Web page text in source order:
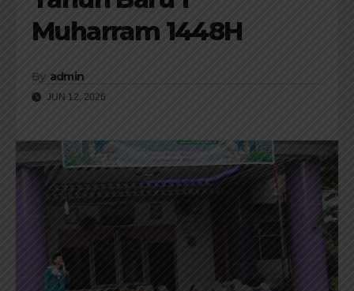
Muharram 1448H
By admin
JUN 12, 2026